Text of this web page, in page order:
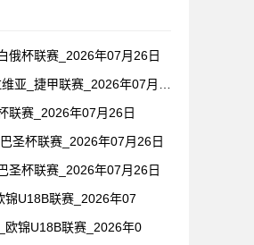
俄杯联赛_2026年07月26日
联赛_2026年07月26日
圣杯联赛_2026年07月26日
圣杯联赛_2026年07月26日
锦U18B联赛_2026年07
欧锦U18B联赛_2026年0